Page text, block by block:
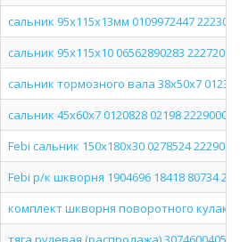
сальник 95х115х13мм 0109972447
сальник 95х115х10 06562890283
сальник тормозного вала 38x50x7
сальник 45х60х7 0120828 02198
Febi сальник 150х180х30 0278524
Febi р/к шкворня 1904696 18418 80734
комплект шкворня поворотного кулака